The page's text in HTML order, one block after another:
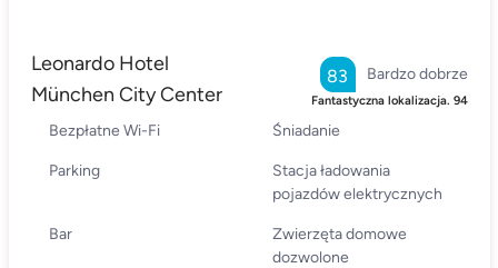
Leonardo Hotel
München City Center
Bardzo dobrze
83
Fantastyczna lokalizacja. 94
Bezpłatne Wi-Fi Śniadanie
Parking
Stacja ładowania
pojazdów elektrycznych
Bar
Zwierzęta domowe
dozwolone